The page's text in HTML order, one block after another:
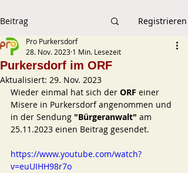
Beitrag Registrieren
Purkersdorf im ORF
Pro Purkersdorf
28. Nov. 2023 1 Min. Lesezeit
Aktualisiert: 29. Nov. 2023
Wieder einmal hat sich der ORF einer
Misere in Purkersdorf angenommen und
in der Sendung "Bürgeranwalt" am
25.11.2023 einen Beitrag gesendet.
https://www.youtube.com/watch?
v=euUIHH98r7o